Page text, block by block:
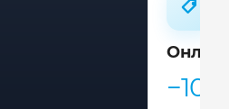
−10%